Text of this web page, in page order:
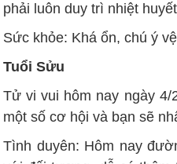
phải luôn duy trì nhiệt
Sức khỏe: Khá ổn, chú ý
Tuổi Sửu
Tử vi vui hôm nay ngày
một số cơ hội và bạn sẽ
Tình duyên: Hôm nay